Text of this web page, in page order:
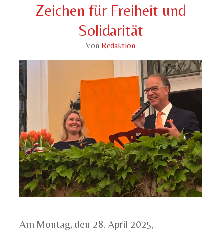
Zeichen für Freiheit und
Solidarität
Von Redaktion
Am Montag, den 28. April 2025,